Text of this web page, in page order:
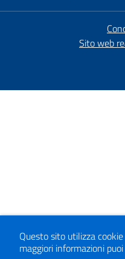
Sito web
Questo sito utilizza
maggiori informazioni